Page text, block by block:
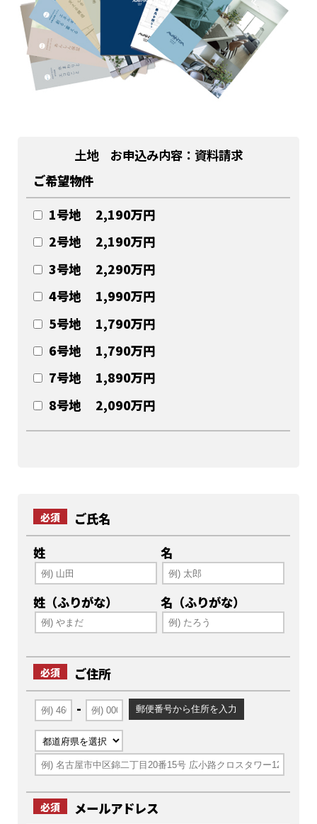
土地 お申込み内容：資料請求
ご希望物件
1号地 2,190万円
2号地 2,190万円
3号地 2,290万円
4号地 1,990万円
5号地 1,790万円
6号地 1,790万円
7号地 1,890万円
8号地 2,090万円
必須
ご氏名
姓
名
姓（ふりがな） 名（ふりがな）
必須
ご住所
-
必須 メールアドレス